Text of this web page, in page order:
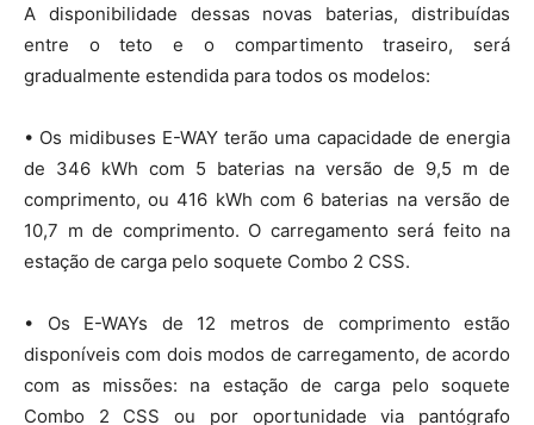
A disponibilidade dessas novas baterias, distribuídas
entre o teto e o compartimento traseiro, será
gradualmente estendida para todos os modelos:
• Os midibuses E-WAY terão uma capacidade de energia
de 346 kWh com 5 baterias na versão de 9,5 m de
comprimento, ou 416 kWh com 6 baterias na versão de
10,7 m de comprimento. O carregamento será feito na
estação de carga pelo soquete Combo 2 CSS.
• Os E-WAYs de 12 metros de comprimento estão
disponíveis com dois modos de carregamento, de acordo
com as missões: na estação de carga pelo soquete
Combo 2 CSS ou por oportunidade via pantógrafo